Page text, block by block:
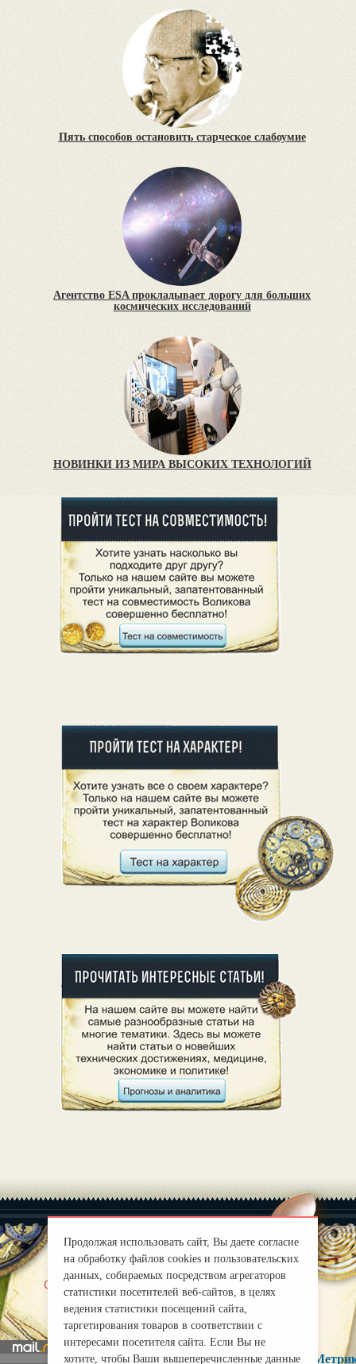
Пять способов остановить старческое слабоумие
Агентство ESA прокладывает дорогу для больших
космических исследований
НОВИНКИ ИЗ МИРА ВЫСОКИХ ТЕХНОЛОГИЙ
О нас |
Правила
mirprognoz@mail.ru
Продолжая использовать сайт, Вы даете согласие
на обработку файлов cookies и пользовательских
данных, собираемых посредством агрегаторов
статистики посетителей веб-сайтов, в целях
ведения статистики посещений сайта,
таргетирования товаров в соответствии с
интересами посетителя сайта. Если Вы не
хотите, чтобы Ваши вышеперечисленные данные